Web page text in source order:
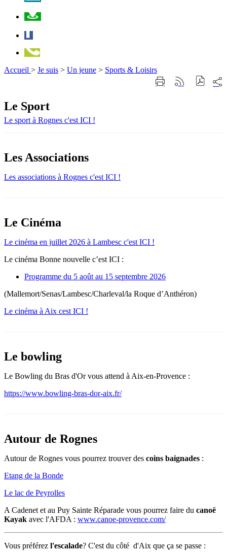
Accueil > Je suis > Un jeune > Sports & Loisirs
ImprimerGénérer
sur
Le Sport
Le sport à Rognes c'est ICI !
Les Associations
Les associations à Rognes c'est ICI !
Le Cinéma
Le cinéma en juillet 2026 à Lambesc c'est ICI !
Le cinéma Bonne nouvelle c’est ICI :
Programme du 5 août au 15 septembre 2026
(Mallemort/Senas/Lambesc/Charleval/la Roque d’Anthéron)
Le cinéma à Aix cest ICI !
Le bowling
Le Bowling du Bras d'Or vous attend à Aix-en-Provence :
https://www.bowling-bras-dor-aix.fr/
Autour de Rognes
Autour de Rognes vous pourrez trouver des coins baignades :
Etang de la Bonde
Le lac de Peyrolles
A Cadenet et au Puy Sainte Réparade vous pourrez faire du canoë
Kayak avec l'AFDA : www.canoe-provence.com/
Vous préférez l'escalade? C'est du côté d'Aix que ça se passe :